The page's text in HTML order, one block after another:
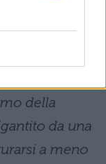
si verificano
in tempo di
quarto
della
da una
a meno